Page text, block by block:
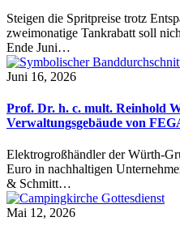
Steigen die Spritpreise trotz
zweimonatige Tankrabatt soll
Ende Juni…
Juni 16, 2026
Prof. Dr. h. c. mult. Reinhold
Verwaltungsgebäude von
Elektrogroßhändler der Würth-
Euro in nachhaltigen
& Schmitt…
Mai 12, 2026